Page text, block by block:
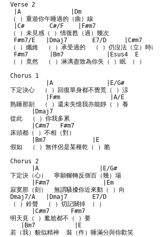
Verse 2
|A              |Dm
（ ）重遊你午睡過的（曲）線
|C#       C#/F    |F#m7
（ ）未見感（ ）情復甦（過）幾次
F#m7/E   |Dmaj7       E7/D     |C#m7
（ ）纖維  （ ）承受過的  （ ）仍沒法（立）時改變
F#m7      |Bm7            |Esus4  E
（ ）竟然  （ ）淋漓盡致為你失（ ）眠 （ ）
Chorus 1
          |A               |E/G#
下定決心  （ ）回復單身都不覺荒（ ）涼
          |F#m              |A/E
熟睡那刻  （ ）還未失憶我亦能靜（ ）養
      |Dmaj7
從此  （ ）你我多累
      |C#m7   F#m7
床頭都（ ）不相（對）
      |Bm7             |E
假如  （ ）無伴侶是某種乾（ ）脆
Chorus 2
      |A                 |E/G#
下定決（心）  寧願輾轉反側百（幾）場
      |F#m7               |Em
寂寞那（刻）  無謂騷擾你近來動（ ）向
Dmaj7/A   |Dmaj7       E7/D
（ ）鈴聲  （ ）切記關掉 （ ）
      |C#m7      F#m7
明天見（ ）尷尬都不（ ）要
   |Bm7           |E
若（我）貌似精神  裝（作）睡滿分與你歡笑